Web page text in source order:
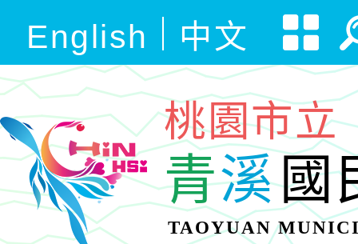
English 中文
桃園市立
青溪國
TAOYUAN